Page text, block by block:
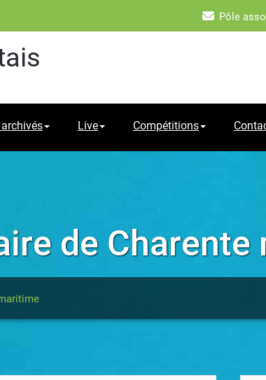
Pôle
Live Compétitions
de